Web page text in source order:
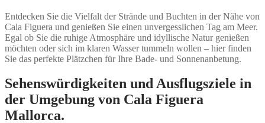
Entdecken Sie die Vielfalt der Strände und Buchten in der Nähe von
Cala Figuera und genießen Sie einen unvergesslichen Tag am Meer.
Egal ob Sie die ruhige Atmosphäre und idyllische Natur genießen
möchten oder sich im klaren Wasser tummeln wollen – hier finden
Sie das perfekte Plätzchen für Ihre Bade- und Sonnenanbetung.
Sehenswürdigkeiten und Ausflugsziele in
der Umgebung von Cala Figuera
Mallorca.